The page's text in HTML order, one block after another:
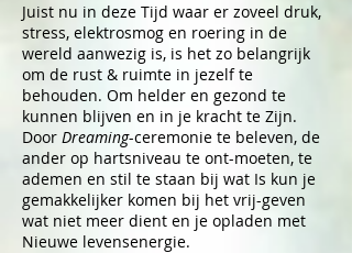
Juist nu in deze Tijd waar er zoveel druk,
stress, elektrosmog en roering in de
wereld aanwezig is, is het zo belangrijk
om de rust & ruimte in jezelf te
behouden. Om helder en gezond te
kunnen blijven en in je kracht te Zijn.
Door Dreaming-ceremonie te beleven, de
ander op hartsniveau te ont-moeten, te
ademen en stil te staan bij wat Is kun je
gemakkelijker komen bij het vrij-geven
wat niet meer dient en je opladen met
Nieuwe levensenergie.